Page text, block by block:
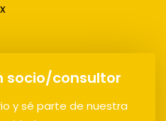
socio/consultor
y sé parte de nuestra